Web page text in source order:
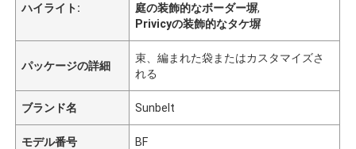
ハイライト:
庭の装飾的なボーダー塀,
Privicyの装飾的なタケ塀
パッケージの詳細
束、編まれた袋またはカスタマイズさ
れる
ブランド名 Sunbelt
モデル番号 BF